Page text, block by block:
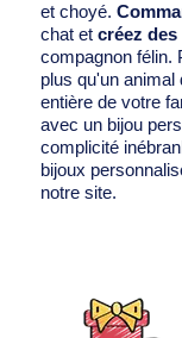
et choyé.
chat et créez
compagnon félin.
plus qu'un
entière de votre
avec un bijou
complicité
bijoux
notre site.